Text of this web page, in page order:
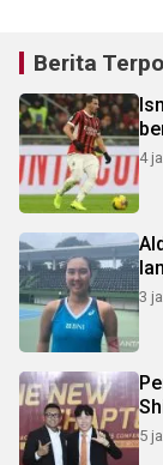
Berita
4
3
5